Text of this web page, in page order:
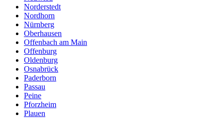
Norderstedt
Nordhorn
Nürnberg
Oberhausen
Offenbach am Main
Offenburg
Oldenburg
Osnabrück
Paderborn
Passau
Peine
Pforzheim
Plauen